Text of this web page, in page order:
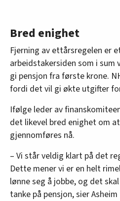
Bred enighet
Fjerning av ettårsregelen er
arbeidstakersiden som i sum
gi pensjon fra første krone.
fordi det vil gi økte utgifter
Ifølge leder av
det likevel bred enighet om
gjennomføres nå.
– Vi står veldig klart på det
Dette mener vi er en helt
lønne seg å jobbe, og det
tanke på pensjon, sier